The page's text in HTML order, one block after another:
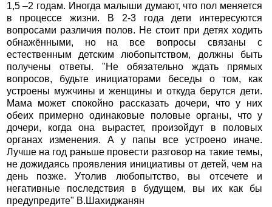
1,5 –2 годам. Иногда малыши думают, что пол меняется
в процессе жизни. В 2-3 года дети интересуются
вопросами различия полов. Не стоит при детях ходить
обнажёнными, но на все вопросы связаны с
естественным детским любопытством, должны быть
получены ответы. "Не обязательно ждать прямых
вопросов, будьте инициаторами беседы о том, как
устроены мужчины и женщины и откуда берутся дети.
Мама может спокойно рассказать дочери, что у них
обеих примерно одинаковые половые органы, что у
дочери, когда она вырастет, произойдут в половых
органах изменения. А у папы все устроено иначе.
Лучше на год раньше провести разговор на такие темы,
не дожидаясь проявления инициативы от детей, чем на
день позже. Утолив любопытство, вы отсечете и
негативные последствия в будущем, вы их как бы
предупредите" В.Шахиджанян